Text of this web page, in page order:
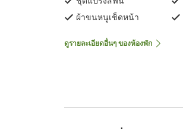
ผ้าขนหนูเช็ดหน้า
ดูรายละเอียดอื่นๆ ของห้องพัก